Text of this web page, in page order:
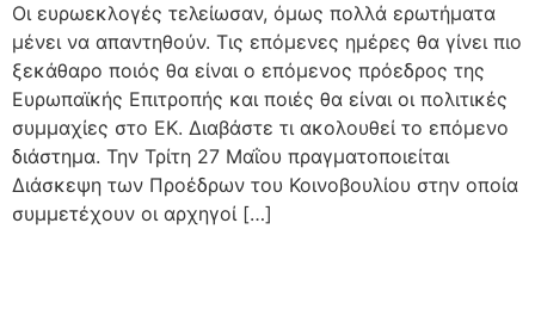
Οι ευρωεκλογές τελείωσαν, όμως πολλά ερωτήματα
μένει να απαντηθούν. Τις επόμενες ημέρες θα γίνει πιο
ξεκάθαρο ποιός θα είναι ο επόμενος πρόεδρος της
Ευρωπαϊκής Επιτροπής και ποιές θα είναι οι πολιτικές
συμμαχίες στο ΕΚ. Διαβάστε τι ακολουθεί το επόμενο
διάστημα. Την Τρίτη 27 Μαΐου πραγματοποιείται
Διάσκεψη των Προέδρων του Κοινοβουλίου στην οποία
συμμετέχουν οι αρχηγοί […]